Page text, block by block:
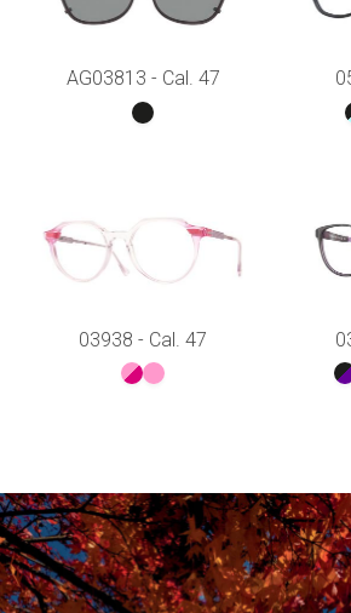
AG03813 - Cal. 47
03938 - Cal. 47